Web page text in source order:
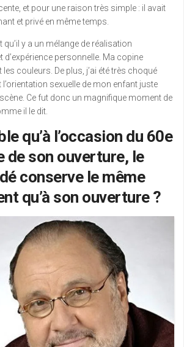
et pour une raison très simple : il avait
et privé en même temps.
qu’il y a un mélange de réalisation
personnelle. Ma copine
couleurs. De plus, j’ai été très choqué
l’orientation sexuelle de mon enfant juste
Ce fut donc un magnifique moment de
il le dit.
qu’à l’occasion du 60e
de son ouverture, le
conserve le même
qu’à son ouverture ?